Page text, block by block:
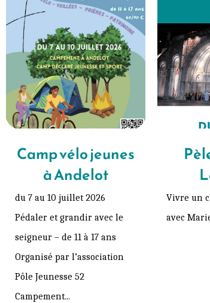
Camp vélo jeunes
à Andelot
du 7 au 10 juillet 2026
Pédaler et grandir avec le
seigneur – de 11 à 17 ans
Organisé par l’association
Pôle Jeunesse 52
Campement...
Vivre un
avec